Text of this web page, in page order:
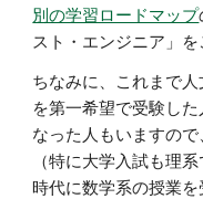
別の学習ロードマップ
スト・エンジニア」を
ちなみに、これまで
を第一希望で受験し
なった人もいますの
（特に大学入試も理
時代に数学系の授業